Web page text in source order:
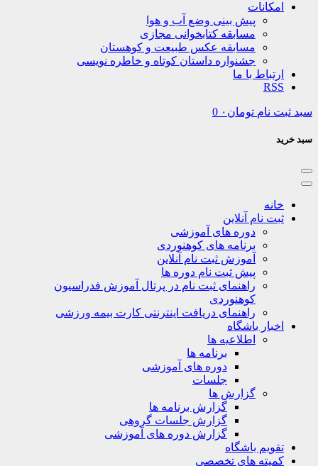
پیش بینی وضع آب و هوا
مسابقه کتابخوانی مجازی
مسابقه عکس طبیعت و کوهستان
جشنواره داستان کوتاه و خاطره نویسی
با ما
تومان ۰ 0
نام آنلاین
دوره های آموزشی
برنامه های کوهنوردی
آموزش ثبت نام آنلاین
پیش ثبت نام دوره ها
راهنمای ثبت نام در پرتال آموزش فدراسیون
کوهنوردی
راهنمای دریافت اینترنتی کارت بیمه ورزشی
باشگاه
اطلاعیه ها
برنامه ها
دوره های آموزشی
جلسات
گزارش ها
گزارش برنامه ها
گزارش جلسات گروهی
گزارش دوره های آموزشی
باشگاه
های تخصصی